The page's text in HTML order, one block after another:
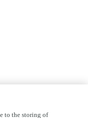
to the storing of